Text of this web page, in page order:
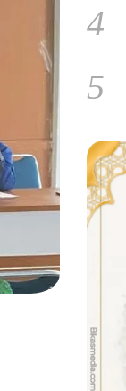
4
5